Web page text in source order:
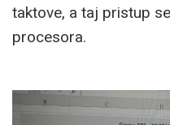
taktove, a taj pristup
procesora.